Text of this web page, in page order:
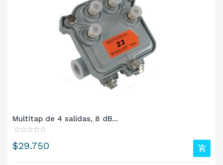
Multitap de 4 salidas, 8 dB...
Precio
$29.750